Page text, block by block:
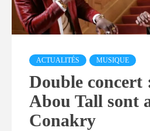
ACTUALITÉS MUSIQUE
Double concert
Abou Tall sont
Conakry